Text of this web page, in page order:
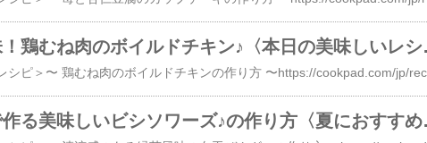
簡単節約
簡単！自分で